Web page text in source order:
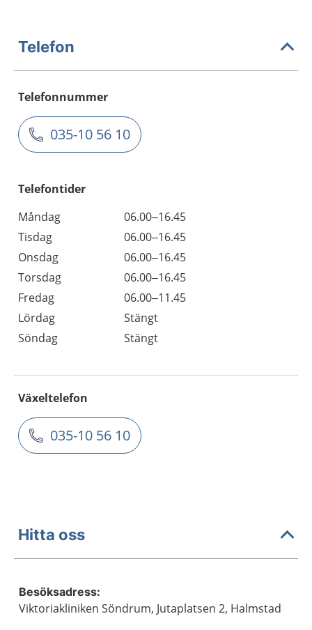
Telefon
Telefonnummer
035-10 56 10
Telefontider
Måndag
06.00–16.45
Tisdag
06.00–16.45
Onsdag
06.00–16.45
Torsdag
06.00–16.45
Fredag
06.00–11.45
Lördag
Stängt
Söndag
Stängt
Växeltelefon
035-10 56 10
Hitta oss
Besöksadress:
Viktoriakliniken Söndrum, Jutaplatsen 2, Halmstad